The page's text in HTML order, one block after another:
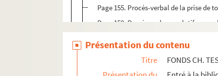
Page 155. Procès-verbal de la prise
Page 159. Procès-verbaux relatifs aux
Présentation du contenu
Titre
FONDS CH.